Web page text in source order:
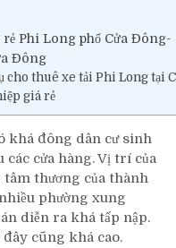
Phi Long phố Cửa
Đông
cho thuê xe tải Phi Long tại
giá rẻ
khá đông dân cư sinh
các cửa hàng. Vị trí của
thương của thành
phường xung
diễn ra khá tấp nập.
đây cũng khá cao.